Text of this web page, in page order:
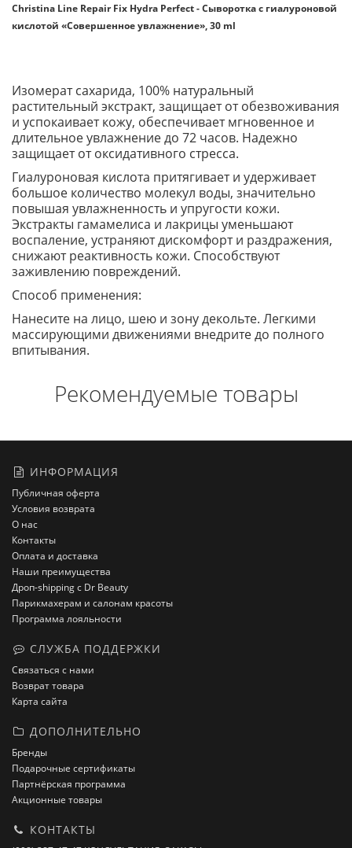
Christina Line Repair Fix Hydra Perfect - Сыворотка с гиалуроновой
кислотой «Совершенное увлажнение», 30 ml
Изомерат сахарида, 100% натуральный
растительный экстракт, защищает от обезвоживания
и успокаивает кожу, обеспечивает мгновенное и
длительное увлажнение до 72 часов. Надежно
защищает от оксидативного стресса.
Гиалуроновая кислота притягивает и удерживает
большое количество молекул воды, значительно
повышая увлажненность и упругости кожи.
Экстракты гамамелиса и лакрицы уменьшают
воспаление, устраняют дискомфорт и раздражения,
снижают реактивность кожи. Способствуют
заживлению повреждений.
Способ применения:
Нанесите на лицо, шею и зону декольте. Легкими
массирующими движениями внедрите до полного
впитывания.
Рекомендуемые товары
ИНФОРМАЦИЯ
Публичная оферта
Условия возврата
О нас
Контакты
Оплата и доставка
Наши преимущества
Дроп-shipping с Dr Beauty
Парикмахерам и салонам красоты
Программа лояльности
СЛУЖБА ПОДДЕРЖКИ
Связаться с нами
Возврат товара
Карта сайта
ДОПОЛНИТЕЛЬНО
Бренды
Подарочные сертификаты
Партнёрская программа
Акционные товары
КОНТАКТЫ